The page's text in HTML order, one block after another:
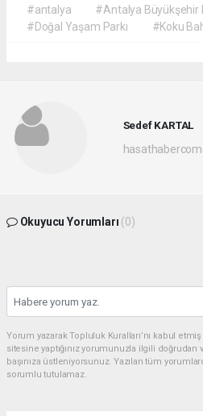
#antalya
#Antalya Büyükşehir
#Doğal Yaşam Parkı
#Koku
Sedef KARTAL
Okuyucu Yorumları (0)
Yorum yazarak Topluluk Kuralları’nı kabul
sitesine yaptığınız yorumunuzla ilgili
başınıza üstleniyorsunuz. Yazılan tüm
sorumlu tutulamaz.